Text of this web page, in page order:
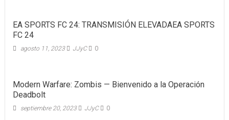
EA SPORTS FC 24: TRANSMISIÓN ELEVADAEA SPORTS
FC 24
agosto 11, 2023 JJyC 0
Modern Warfare: Zombis — Bienvenido a la Operación
Deadbolt
septiembre 20, 2023 JJyC 0